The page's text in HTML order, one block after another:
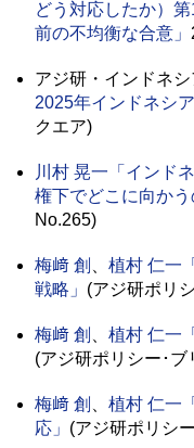
どう対応したか）
前の不均衡な合意」
アジ研・インドネ
2025年インドネシ
クエア)
川村 晃一 「インド
権下でどこに向かう
No.265)
梅﨑 創 植村 仁一
戦略」 (アジ研ポリ
梅﨑 創 植村 仁一
(アジ研ポリシー･ブ
梅﨑 創 植村 仁一
応」 (アジ研ポリシ